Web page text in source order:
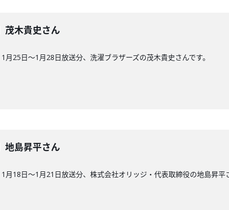
木貴史さん
25日〜1月28日放送分、洗濯ブラザーズの茂木貴史さんです。
島昇平さん
月18日〜1月21日放送分、株式会社オリッジ・代表取締役の地島昇平